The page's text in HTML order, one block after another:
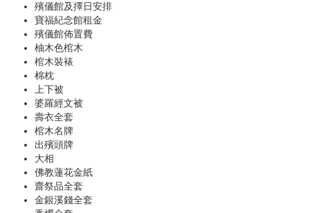
殯儀館及擇日安排
寶福紀念館租金
殯儀館佈置費
柚木色棺木
棺木裝裱
棉枕
上下被
婆羅經文被
壽衣全套
棺木名牌
出殯頭牌
大相
佛教蓮花金紙
齋祭品全套
金銀溪錢全套